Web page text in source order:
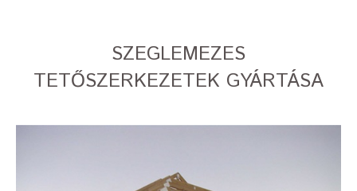
SZEGLEMEZES
TETŐSZERKEZETEK GYÁRTÁSA